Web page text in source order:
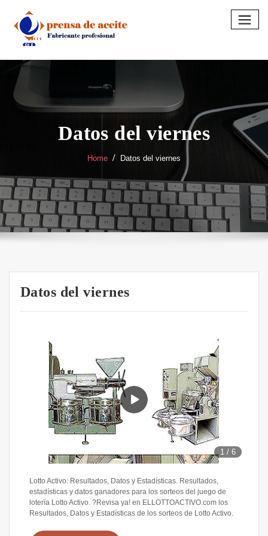
content
Datos del viernes
Home Datos del viernes
Datos del viernes
1 /6
Lotto Activo: Resultados, Datos y Estadísticas. Resultados,
estadísticas y datos ganadores para los sorteos del juego de
lotería Lotto Activo. ?Revisa ya! en ELLOTTOACTIVO.com los
Resultados, Datos y Estadísticas de los sorteos de Lotto Activo.